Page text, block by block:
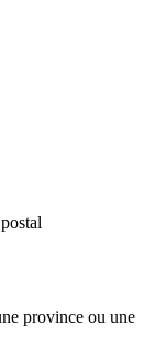
province ou une